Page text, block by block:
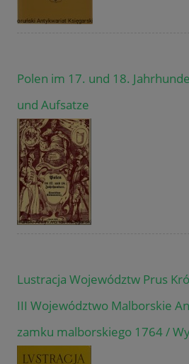
Polen im 17. und 18.
und Aufsatze
Lustracja Województw Prus
III Województwo Malborskie
zamku malborskiego 1764 /